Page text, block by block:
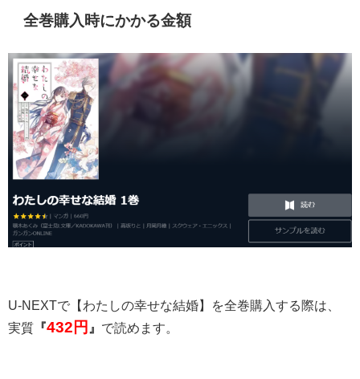
全巻購入時にかかる金額
U-NEXTで【わたしの幸せな結婚】を全巻購入する際は、
実質 『432 円 』 で読めます。